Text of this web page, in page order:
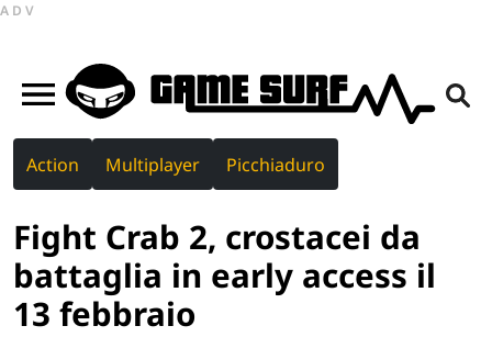
ADV
Action Multiplayer Picchiaduro
Fight Crab 2, crostacei da
battaglia in early access il
13 febbraio